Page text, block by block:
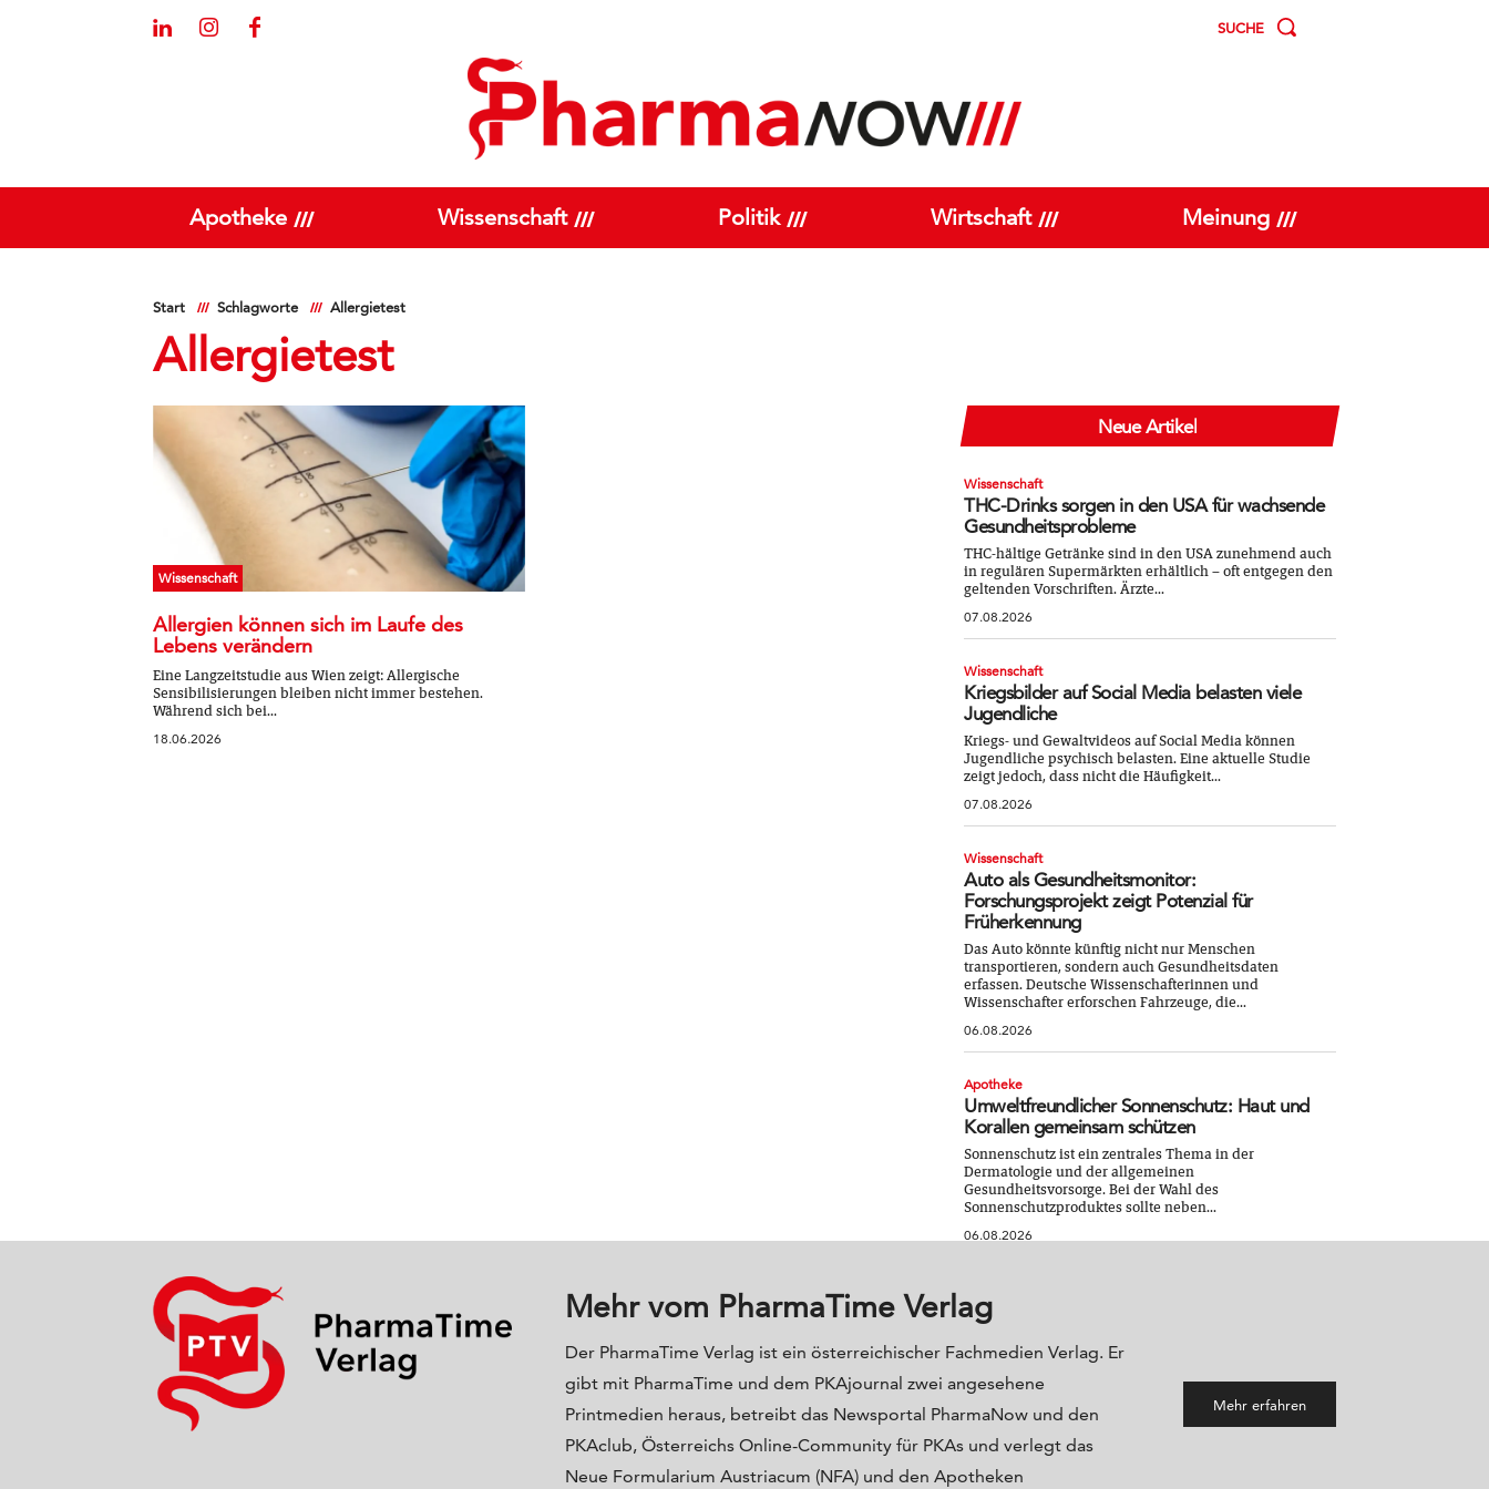
SUCHE
Apotheke Wissenschaft Politik Wirtschaft Meinung
Start Schlagworte Allergietest
Allergietest
Wissenschaft
Allergien können sich im Laufe des
Lebens verändern
Eine Langzeitstudie aus Wien zeigt: Allergische
Sensibilisierungen bleiben nicht immer bestehen.
Während sich bei...
18.06.2026
Neue Artikel
Wissenschaft
THC-Drinks sorgen in den USA für wachsende
Gesundheitsprobleme
THC-hältige Getränke sind in den USA zunehmend auch
in regulären Supermärkten erhältlich – oft entgegen den
geltenden Vorschriften. Ärzte...
07.08.2026
Wissenschaft
Kriegsbilder auf Social Media belasten viele
Jugendliche
Kriegs- und Gewaltvideos auf Social Media können
Jugendliche psychisch belasten. Eine aktuelle Studie
zeigt jedoch, dass nicht die Häufigkeit...
07.08.2026
Wissenschaft
Auto als Gesundheitsmonitor:
Forschungsprojekt zeigt Potenzial für
Früherkennung
Das Auto könnte künftig nicht nur Menschen
transportieren, sondern auch Gesundheitsdaten
erfassen. Deutsche Wissenschafterinnen und
Wissenschafter erforschen Fahrzeuge, die...
06.08.2026
Apotheke
Umweltfreundlicher Sonnenschutz: Haut und
Korallen gemeinsam schützen
Sonnenschutz ist ein zentrales Thema in der
Dermatologie und der allgemeinen
Gesundheitsvorsorge. Bei der Wahl des
Sonnenschutzproduktes sollte neben...
06.08.2026
Mehr vom PharmaTime Verlag
Der PharmaTime Verlag ist ein österreichischer Fachmedien Verlag. Er
gibt mit PharmaTime und dem PKAjournal zwei angesehene
Printmedien heraus, betreibt das Newsportal PharmaNow und den
PKAclub, Österreichs Online-Community für PKAs und verlegt das
Neue Formularium Austriacum (NFA) und den Apotheken
Mehr erfahren